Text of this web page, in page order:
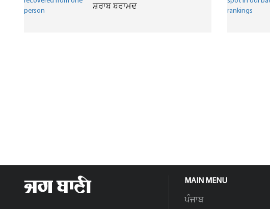
ਸ਼ਰਾਬ ਬਰਾਮਦ
MAIN MENU
ਪੰਜਾਬ